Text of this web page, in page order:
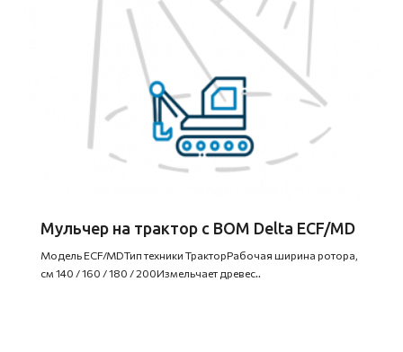
Мульчер на трактор с ВОМ Delta ECF/MD
Модель ECF/MDТип техники ТракторРабочая ширина ротора,
см 140 / 160 / 180 / 200Измельчает древес..